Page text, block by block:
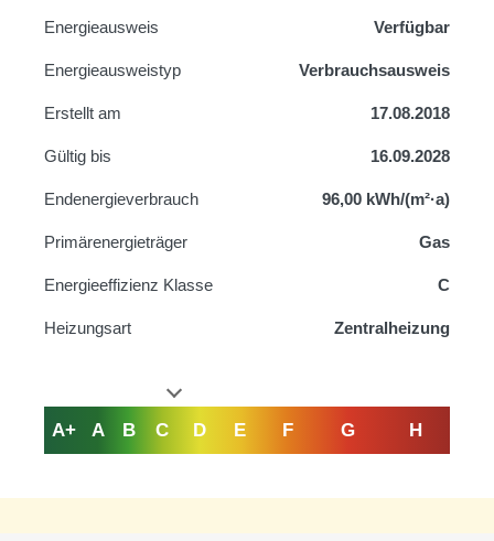
Energieausweis Verfügbar
Energie­ausweistyp Verbrauchsausweis
Erstellt am 17.08.2018
Gültig bis 16.09.2028
Endenergieverbrauch 96,00 kWh/(m²·a)
Primärenergieträger Gas
Energieeffizienz Klasse C
Heizungsart Zentralheizung
A+ A B C D E F G H